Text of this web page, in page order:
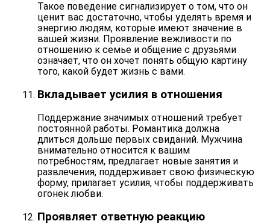
Такое поведение сигнализирует о том, что он
ценит вас достаточно, чтобы уделять время и
энергию людям, которые имеют значение в
вашей жизни. Проявление вежливости по
отношению к семье и общение с друзьями
означает, что он хочет понять общую картину
того, какой будет жизнь с вами.
Вкладывает усилия в отношения
Поддержание значимых отношений требует
постоянной работы. Романтика должна
длиться дольше первых свиданий. Мужчина
внимательно относится к вашим
потребностям, предлагает новые занятия и
развлечения, поддерживает свою физическую
форму, прилагает усилия, чтобы поддерживать
огонек любви.
Проявляет ответную реакцию